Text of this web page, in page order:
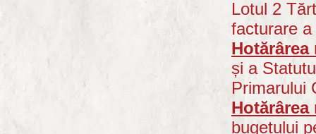
Lotul 2
facturare
Hotărârea
și a
Primarului
Hotărârea
bugetului